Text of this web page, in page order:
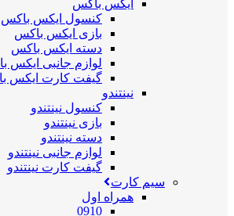
ایکس باکس
کنسول ایکس باکس
بازی ایکس باکس
دسته ایکس باکس
لوازم جانبی ایکس
گیفت کارت ایکس
نینتندو
کنسول نینتندو
بازی نینتندو
دسته نینتندو
لوازم جانبی نینتندو
گیفت کارت نینتندو
سیم کارت
همراه اول
0910